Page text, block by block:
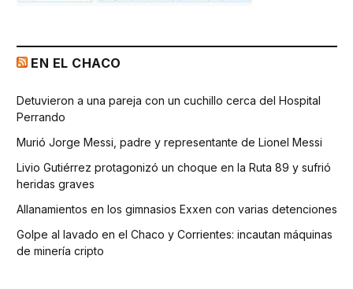
EN EL CHACO
Detuvieron a una pareja con un cuchillo cerca del Hospital
Perrando
Murió Jorge Messi, padre y representante de Lionel Messi
Livio Gutiérrez protagonizó un choque en la Ruta 89 y sufrió
heridas graves
Allanamientos en los gimnasios Exxen con varias detenciones
Golpe al lavado en el Chaco y Corrientes: incautan máquinas
de minería cripto